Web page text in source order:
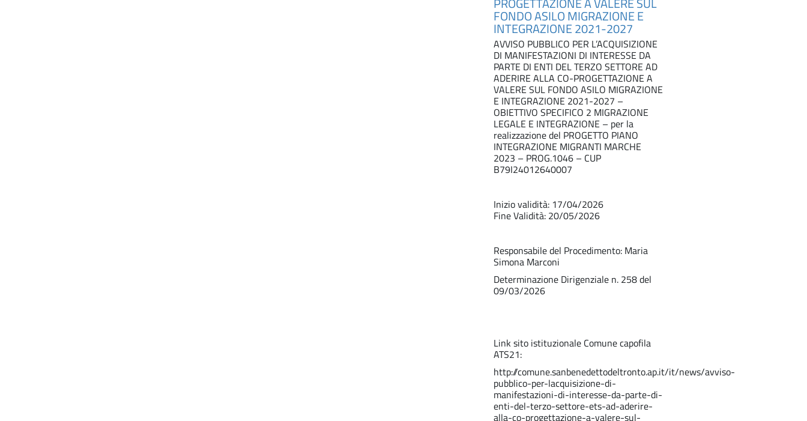
FONDO ASILO MIGRAZIONE E
INTEGRAZIONE 2021-2027
AVVISO PUBBLICO PER L’ACQUISIZIONE
DI MANIFESTAZIONI DI INTERESSE DA
PARTE DI ENTI DEL TERZO SETTORE AD
ADERIRE ALLA CO-PROGETTAZIONE A
VALERE SUL FONDO ASILO MIGRAZIONE
E INTEGRAZIONE 2021-2027 –
OBIETTIVO SPECIFICO 2 MIGRAZIONE
LEGALE E INTEGRAZIONE – per la
realizzazione del PROGETTO PIANO
INTEGRAZIONE MIGRANTI MARCHE
2023 – PROG.1046 – CUP
B79I24012640007
Inizio validità: 17/04/2026
Fine Validità: 20/05/2026
Responsabile del Procedimento: Maria
Simona Marconi
Determinazione Dirigenziale n. 258 del
09/03/2026
Link sito istituzionale Comune capofila
ATS21:
http://comune.sanbenedettodeltronto.ap.it/it/news/avviso-
pubblico-per-lacquisizione-di-
manifestazioni-di-interesse-da-parte-di-
enti-del-terzo-settore-ets-ad-aderire-
alla-co-progettazione-a-valere-sul-